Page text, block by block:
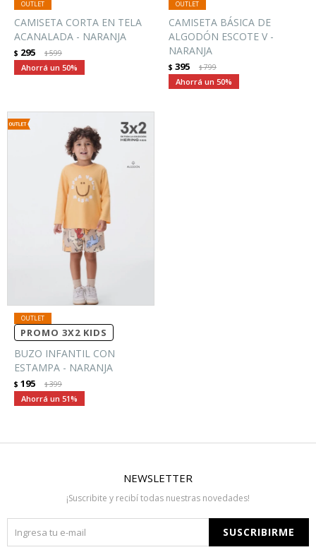
CAMISETA CORTA EN TELA
ACANALADA - NARANJA
$ 295 $599
50
CAMISETA BÁSICA DE
ALGODÓN ESCOTE V -
NARANJA
$ 395 $799
50
PROMO 3X2 KIDS
BUZO INFANTIL CON
ESTAMPA - NARANJA
$ 195 $399
51
NEWSLETTER
¡Suscribite y recibí todas nuestras novedades!
SUSCRIBIRME